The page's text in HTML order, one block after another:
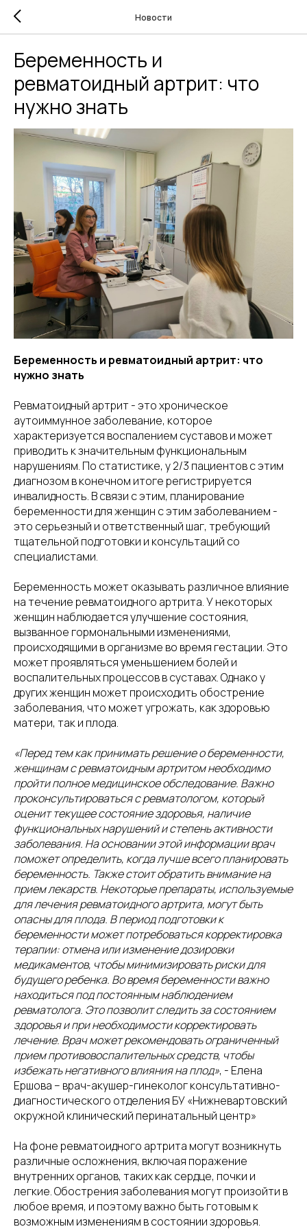
Новости
Беременность и
ревматоидный артрит: что
нужно знать
Беременность и ревматоидный артрит: что
нужно знать
Ревматоидный артрит - это хроническое
аутоиммунное заболевание, которое
характеризуется воспалением суставов и может
приводить к значительным функциональным
нарушениям. По статистике, у 2/3 пациентов с этим
диагнозом в конечном итоге регистрируется
инвалидность. В связи с этим, планирование
беременности для женщин с этим заболеванием -
это серьезный и ответственный шаг, требующий
тщательной подготовки и консультаций со
специалистами.
Беременность может оказывать различное влияние
на течение ревматоидного артрита. У некоторых
женщин наблюдается улучшение состояния,
вызванное гормональными изменениями,
происходящими в организме во время гестации. Это
может проявляться уменьшением болей и
воспалительных процессов в суставах. Однако у
других женщин может происходить обострение
заболевания, что может угрожать, как здоровью
матери, так и плода.
«Перед тем как принимать решение о беременности,
женщинам с ревматоидным артритом необходимо
пройти полное медицинское обследование. Важно
проконсультироваться с ревматологом, который
оценит текущее состояние здоровья, наличие
функциональных нарушений и степень активности
заболевания. На основании этой информации врач
поможет определить, когда лучше всего планировать
беременность. Также стоит обратить внимание на
прием лекарств. Некоторые препараты, используемые
для лечения ревматоидного артрита, могут быть
опасны для плода. В период подготовки к
беременности может потребоваться корректировка
терапии: отмена или изменение дозировки
медикаментов, чтобы минимизировать риски для
будущего ребенка. Во время беременности важно
находиться под постоянным наблюдением
ревматолога. Это позволит следить за состоянием
здоровья и при необходимости корректировать
лечение. Врач может рекомендовать ограниченный
прием противовоспалительных средств, чтобы
избежать негативного влияния на плод», - Елена
Ершова – врач-акушер-гинеколог консультативно-
диагностического отделения БУ «Нижневартовский
окружной клинический перинатальный центр»
На фоне ревматоидного артрита могут возникнуть
различные осложнения, включая поражение
внутренних органов, таких как сердце, почки и
легкие. Обострения заболевания могут произойти в
любое время, и поэтому важно быть готовым к
возможным изменениям в состоянии здоровья.